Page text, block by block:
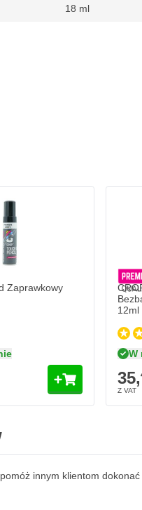
18 ml
Zaprawkowy
12ml
W
35,
innym klientom dokonać